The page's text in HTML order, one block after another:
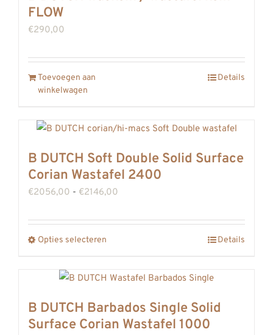
FLOW
€290,00
Toevoegen aan
winkelwagen
Details
B DUTCH Soft Double Solid Surface
Corian Wastafel 2400
€2056,00 - €2146,00
tot
Opties selecteren
heeft
variaties.
Details
B DUTCH Barbados Single Solid
Surface Corian Wastafel 1000